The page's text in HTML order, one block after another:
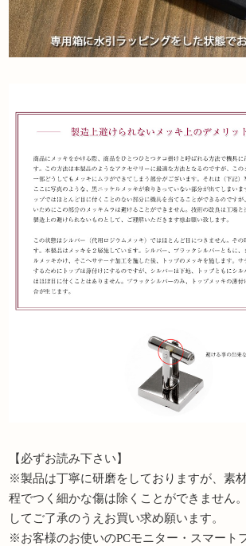
【必ずお読み下さい】
※製品は丁寧に研磨をしておりますが、素
程でつく細かな傷は除くことができません
してご了承のうえお買い求め願います。
※お客様のお使いのPCモニター・スマート